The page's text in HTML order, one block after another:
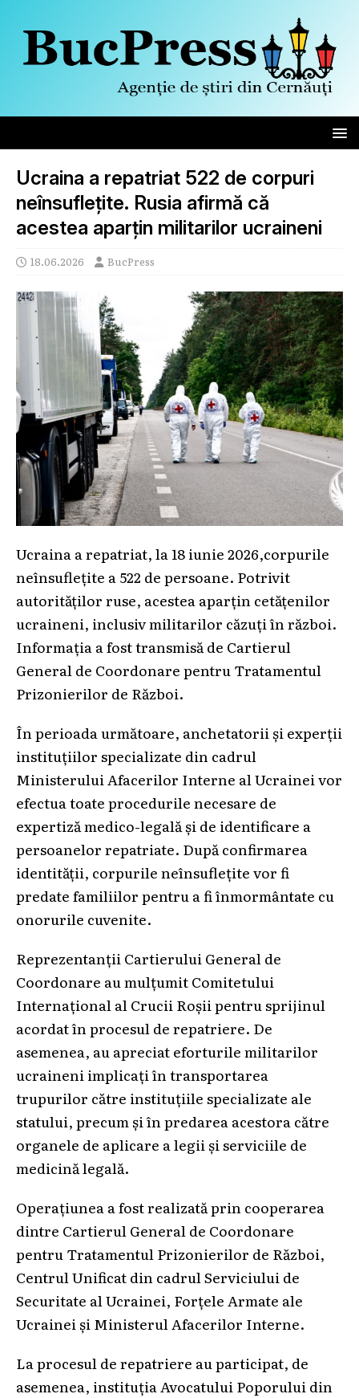
Ucraina a repatriat 522 de corpuri
neînsuflețite. Rusia afirmă că
acestea aparțin militarilor ucraineni
18.06.2026 BucPress
Ucraina a repatriat, la 18 iunie 2026,corpurile
neînsuflețite a 522 de persoane. Potrivit
autorităților ruse, acestea aparțin cetățenilor
ucraineni, inclusiv militarilor căzuți în război.
Informația a fost transmisă de Cartierul
General de Coordonare pentru Tratamentul
Prizonierilor de Război.
În perioada următoare, anchetatorii și experții
instituțiilor specializate din cadrul
Ministerului Afacerilor Interne al Ucrainei vor
efectua toate procedurile necesare de
expertiză medico-legală și de identificare a
persoanelor repatriate. După confirmarea
identității, corpurile neînsuflețite vor fi
predate familiilor pentru a fi înmormântate cu
onorurile cuvenite.
Reprezentanții Cartierului General de
Coordonare au mulțumit Comitetului
Internațional al Crucii Roșii pentru sprijinul
acordat în procesul de repatriere. De
asemenea, au apreciat eforturile militarilor
ucraineni implicați în transportarea
trupurilor către instituțiile specializate ale
statului, precum și în predarea acestora către
organele de aplicare a legii și serviciile de
medicină legală.
Operațiunea a fost realizată prin cooperarea
dintre Cartierul General de Coordonare
pentru Tratamentul Prizonierilor de Război,
Centrul Unificat din cadrul Serviciului de
Securitate al Ucrainei, Forțele Armate ale
Ucrainei și Ministerul Afacerilor Interne.
La procesul de repatriere au participat, de
asemenea, instituția Avocatului Poporului din